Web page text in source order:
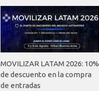
MOVILIZAR LATAM 2026: 10%
de descuento en la compra
de entradas